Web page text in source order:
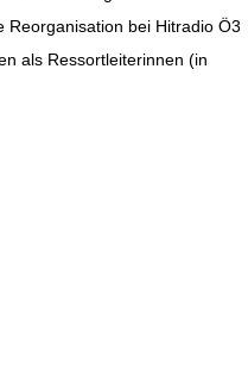
bei Hitradio Ö3
als Ressortleiterinnen (in